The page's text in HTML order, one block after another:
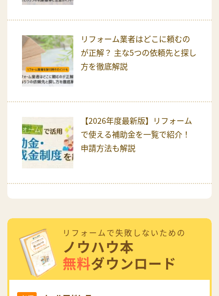
リフォーム業者はどこに頼むの
が正解？ 主な5つの依頼先と探し
方を徹底解説
【2026年度最新版】リフォーム
で使える補助金を一覧で紹介！
申請方法も解説
リフォームで失敗しないための
ノウハウ本
無料ダウンロード